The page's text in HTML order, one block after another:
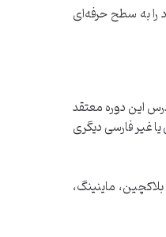
را به سطح حرفه‌ای
این دوره معتقد
غیر فارسی دیگری
ماینینگ،